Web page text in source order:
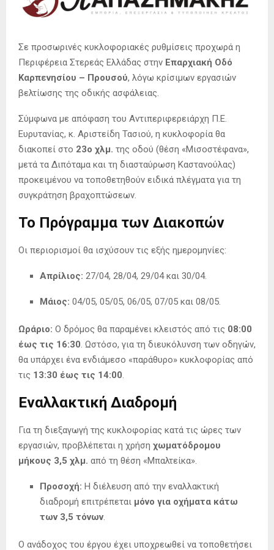
Σε προσωρινές κυκλοφοριακές ρυθμίσεις προχωρά η
Περιφέρεια Στερεάς Ελλάδας στην Επαρχιακή Οδό
Καρπενησίου – Προυσού, λόγω κρίσιμων εργασιών
βελτίωσης της οδικής ασφάλειας.
Σύμφωνα με απόφαση του Αντιπεριφερειάρχη Π.Ε.
Ευρυτανίας, κ. Αριστείδη Τασιού, η κυκλοφορία θα
διακοπεί στο 23ο χλμ. της οδού (θέση «Μισοστέφανα»,
μετά τα Διπόταμα και τη διασταύρωση Καστανούλας)
προκειμένου να τοποθετηθούν ειδικά πλέγματα για τη
συγκράτηση βραχοπτώσεων.
Το Πρόγραμμα των Διακοπών
Οι περιορισμοί θα ισχύσουν τις εξής ημερομηνίες:
Απρίλιος: 27/04, 28/04, 29/04 και 30/04.
Μάιος: 04/05, 05/05, 06/05, 07/05 και 08/05.
Ωράριο: Ο δρόμος θα παραμένει κλειστός από τις 08:00
έως τις 16:30. Ωστόσο, για τη διευκόλυνση των οδηγών,
θα υπάρχει ένα ενδιάμεσο «παράθυρο» κυκλοφορίας από
τις 13:30 έως τις 14:00.
Εναλλακτική Διαδρομή
Για τη διεξαγωγή της κυκλοφορίας κατά τις ώρες των
εργασιών, προβλέπεται η χρήση χωματόδρομου
μήκους 3,5 χλμ. από τη θέση «Μπαλτείκα».
Προσοχή: Η διέλευση από την εναλλακτική
διαδρομή επιτρέπεται μόνο για οχήματα κάτω
των 3,5 τόνων.
Ο ανάδοχος του έργου έχει υποχρεωθεί να τοποθετήσει